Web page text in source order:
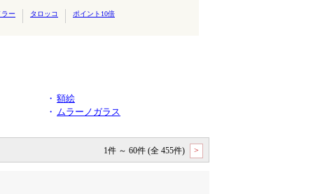
・ 額絵
・ ムラーノガラス
1件 ～ 60件 (全 455件) >